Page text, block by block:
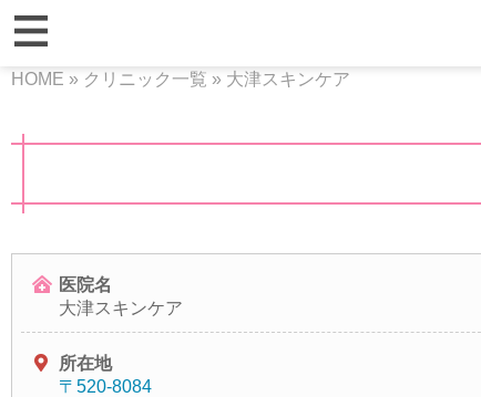
HOME » クリニック一覧 » 大津スキンケア
医院名
大津スキンケア
所在地
〒520-8084